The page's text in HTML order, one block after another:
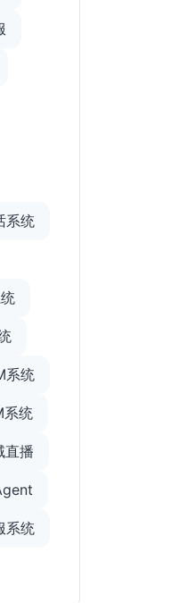
系统
系统
系统
直播
系统